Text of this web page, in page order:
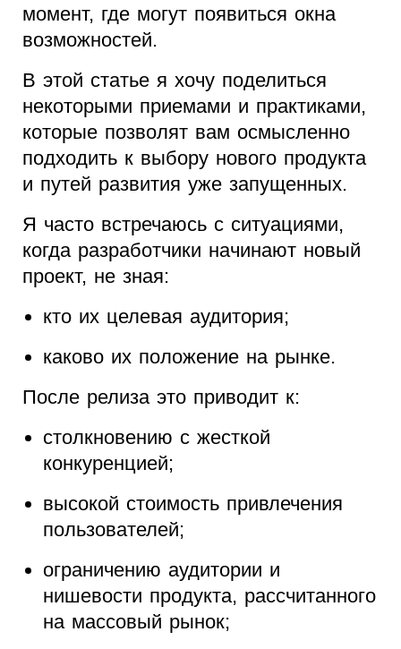
момент, где могут появиться окна
возможностей.
В этой статье я хочу поделиться
некоторыми приемами и практиками,
которые позволят вам осмысленно
подходить к выбору нового продукта
и путей развития уже запущенных.
Я часто встречаюсь с ситуациями,
когда разработчики начинают новый
проект, не зная:
кто их целевая аудитория;
каково их положение на рынке.
После релиза это приводит к:
столкновению с жесткой
конкуренцией;
высокой стоимость привлечения
пользователей;
ограничению аудитории и
нишевости продукта, рассчитанного
на массовый рынок;